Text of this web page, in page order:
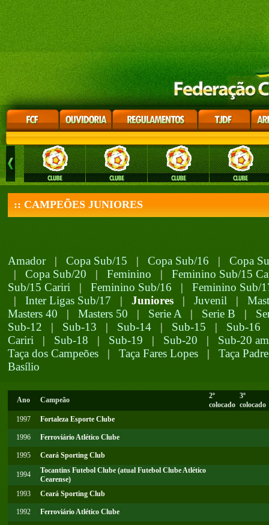
:: CAMPEÕES JUNIORES
Amador| Copa Sub/15 | Copa Sub/16 | Copa
| Copa Sub/20 | Feminino | Feminino Sub/15
Sub/15 Cariri | Feminino Sub/16 | Feminino Sub/
| Inter Ligas Sub/17 | Juniores | Juvenil |
Masters 40 | Masters 50 | Serie A | Serie B |
Sub-12 | Sub-13 | Sub-14 | Sub-15 | Sub-16
Cariri | Sub-18 | Sub-19 | Sub-20 | Sub-20
Taça dos Campeões | Taça Fares Lopes | Taça
Basílio
Ano Campeão
2º
colocado
3º
colocado
1997
Fortaleza Esporte Clube
1996 Ferroviário Atlético Clube
1995 Ceará Sporting Club
1994
Tocantins Futebol Clube (atual Futebol Clube Atlético
Cearense)
1993
Ceará Sporting Club
1992 Ferroviário Atlético Clube